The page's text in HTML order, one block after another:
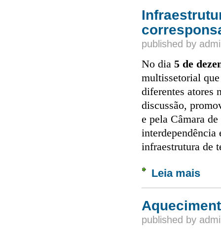
published by
No dia 5 de
multissetorial
diferentes atores
discussão,
e pela Câmara
interdependência
infraestrutura de
Leia mais
published by